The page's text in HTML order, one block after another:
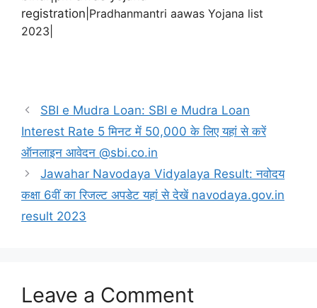
registration |Pradhanmantri aawas Yojana list
2023|
SBI e Mudra Loan: SBI e Mudra Loan
Interest Rate 5 मिनट में 50,000 के लिए यहां से करें
ऑनलाइन आवेदन @sbi.co.in
Jawahar Navodaya Vidyalaya Result: नवोदय
कक्षा 6वीं का रिजल्ट अपडेट यहां से देखें navodaya.gov.in
result 2023
Leave a Comment